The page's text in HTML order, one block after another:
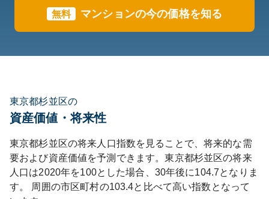
無料 マンションの今の価格を知る
東京都杉並区の
資産価値・将来性
東京都杉並区の将来人口指数を見ることで、将来的な需
要および資産価値を予測できます。東京都杉並区の将来
人口は2020年を100とした場合、30年後に104.7となりま
す。
周囲の市区町村の103.4と比べて高い指数となって